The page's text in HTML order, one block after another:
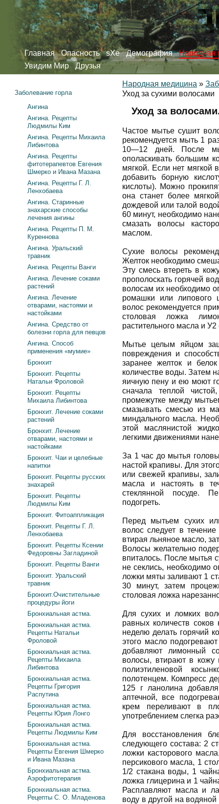
Главная Опасность sXe Демография
Народная
Увидим Мир
Друзья
Народная медицина »
Уход за сухими волосами
Уход за
Частое мытье сушит
рекомендуется мыть 1
10—12 дней. После
ополаскивать большим
мягкой. Если нет
добавить борную
кислоты). Можно
она станет более
дождевой или талой
60 минут, необходимо
смазать волосы
маслом.
Сухие волосы
Желток необходимо
Эту смесь втереть в
прополоскать горячей
волосам их необходимо
ромашки или липового
волос рекомендуется
столовая ложка
растительного масла и
Мытье целым яйцом
повреждения и
заранее желток и
количестве воды. Затем
яичную пену и ею моют
сначала теплой
промежутке между
смазывать смесью из
миндального масла.
этой маслянистой
легкими движениями
За 1 час до мытья
настой крапивы. Для
или свежей крапивы,
масла и настоять в
стеклянной посуде.
подогреть.
Перед мытьем сухих
волос следует в
втирая льняное масло,
Волосы желательно
впиталось. После мытья
не секлись, необходимо
ложки мяты заливают 1
30 минут, затем
столовая ложка
Для сухих и ломких
равных количеств
неделю делать горячий
этого масло
добавляют лимонный
волосы, втирают в кожу
полиэтиленовой
полотенцем. Компресс
125 г ланолина
аптечной, все
крем переливают в
употреблением слегка
Для восстановления
следующего состава: 2
ложки касторового
персикового масла, 1
1/2 стакана воды, 1
ложка глицерина и 1
Расплавляют масла и
воду в другой на
Заболевание горла
Ангина
Ангина. Рецепты
Людмилы Ким
Ангина. Рецепты Михаила
Либинтова
Ангина. Рецепты
фитотерапевтов Евгения
Шмерко и Ивана Мазана
Ангина. Рецепты Г. Л.
Ленхобаева
Ангина. Старинные
знахарские способы
лечения ангины
Ангина. Рецепты П. М.
Куреннова
Ангина. Уральский
травник
Ангина. Рецепты Ванги
Ангина. Лечение соками
растений
Ангина. Лечение
отварами, настоями и
настойками
Ангина. Средство от
болезни горла для певцов
Ангина. Способ
применения «мумие»
Бронхит
Бронхит. Рецепты
Натальи Фроловой
Бронхит. Рецепты
Михаила Либинтова
Бронхит. Лечение соками
растений
Бронхит. Лечение
отварами, настоями и
настойками
Бронхит. Чаи и целебные
напитки
Бронхит. Рецепты русских
знахарей
Бронхит. Рецепты
Людмилы Ким
Бронхит. Фитоаппликация
Бронхит. Рецепты Г. Л.
Ленхобаева
Бронхит. Рецепты Ксении
Федоровны Загладиной
Бронхит. Рецепты Ванги
Бронхит. Уральский
травник
Бронхит.Очистительные
процедуры йоги
Бронхиальная астма.
Бронхиальная астма.
Рецепты Натальи
Фроловой
Бронхиальная астма.
Рецепты Михаила
Либинтова
Бронхиальная астма.
Рецепты Григория
Распутина
Бронхиальная астма.
Рецепты Юрия Лонго
Бронхиальная астма.
Рецепты Людмилы Ким
Бронхиальная астма.
Рецепты Евгения Шмерко
и Ивана Мазана
Бронхиальная астма.
Аэрофитотерапия
Бронхиальная астма.
Рецепты С. О. Младенова